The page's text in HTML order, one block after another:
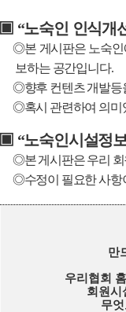
▣ “노숙인 인식개
◎본 게시판은 노숙
보하는 공간입니다.
◎향후 컨텐츠 개발등
◎혹시 관련하여 의미
▣ “노숙인시설정
◎본 게시판은 우리
◎수정이 필요한 사항
만
우리협회
회원시
무